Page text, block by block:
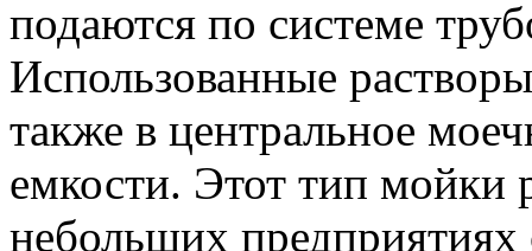
подаются по системе
Использованные
также в центральное
емкости. Этот тип мойки
небольших